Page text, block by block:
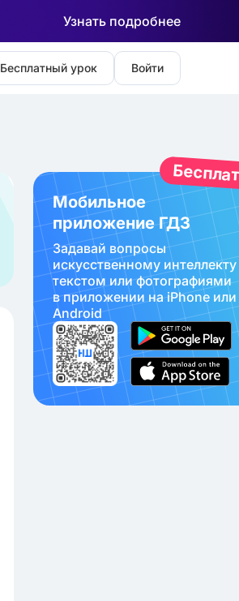
Узнать подробнее
Бесплатный урок Войти
Мобильное
приложение ГДЗ
Задавай вопросы
искуcственному интеллекту
текстом или фотографиями
в приложении на iPhone или
Android